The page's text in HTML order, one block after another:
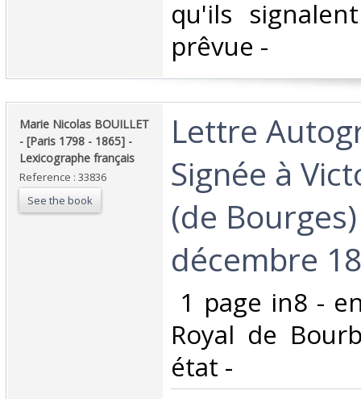
qu'ils
prêvue - ‎
‎Marie Nicolas BOUILLET
- [Paris 1798 - 1865] -
Lexicographe français‎
Reference : 33836
See the book
‎Lettre
Signée à
(de
décembre
1 page in8 -
Royal de
état -‎